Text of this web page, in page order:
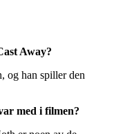
Away?
og han spiller den
med i filmen?